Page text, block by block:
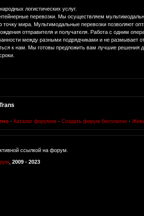
логистических услуг.
перевозки. Мы осуществляем
мира. Мультимодальные перевозки позволяют
отправителя и получателя. Работа с одним
между разными подрядчиками и не размывает
к нам. Мы готовы предложить вам лучшие решения
· Каталог форумов · Создать форум бесплатно ·
ссылкой на форум.
2009 - 2023